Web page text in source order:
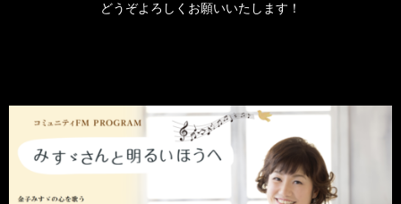
どうぞよろしくお願いいたします！